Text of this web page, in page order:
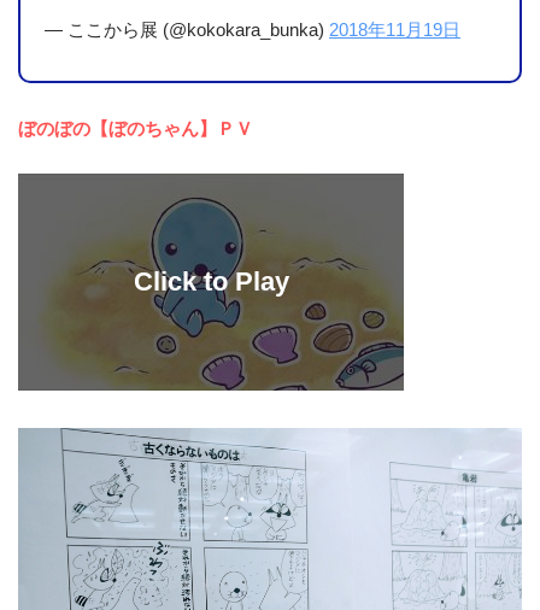
— ここから展 (@kokokara_bunka) 2018年11月19日
ぼのぼの【ぼのちゃん】ＰＶ